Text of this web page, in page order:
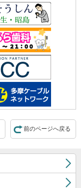
前のページへ戻る